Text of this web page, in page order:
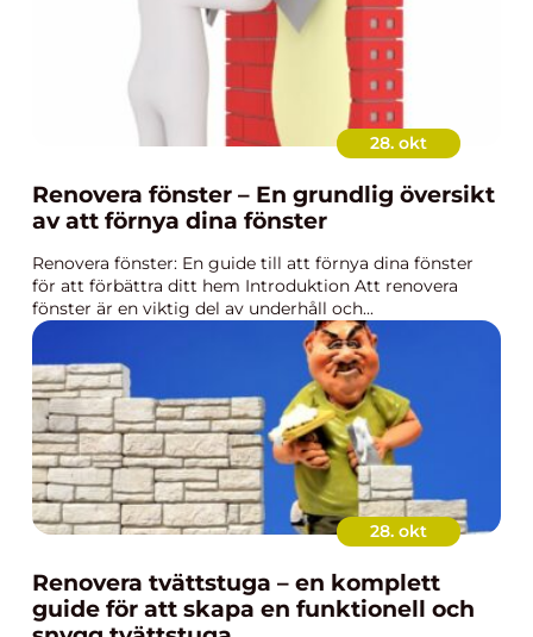
28. okt
Renovera fönster – En grundlig översikt
av att förnya dina fönster
Renovera fönster: En guide till att förnya dina fönster
för att förbättra ditt hem Introduktion Att renovera
fönster är en viktig del av underhåll och...
28. okt
Renovera tvättstuga – en komplett
guide för att skapa en funktionell och